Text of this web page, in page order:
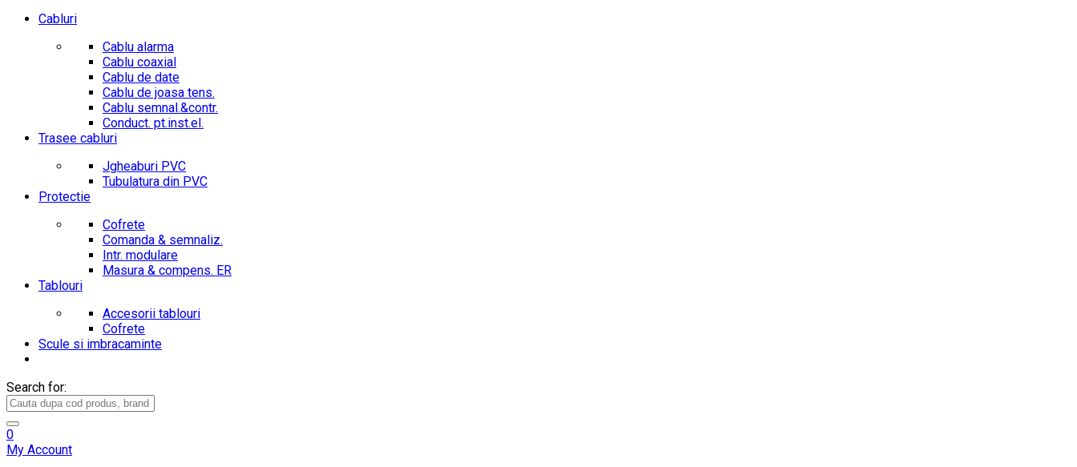
Cabluri
Cablu alarma
Cablu coaxial
Cablu de date
Cablu de joasa tens.
Cablu semnal.&contr.
Conduct. pt.inst.el.
Trasee cabluri
Jgheaburi PVC
Tubulatura din PVC
Protectie
Cofrete
Comanda & semnaliz.
Intr. modulare
Masura & compens. ER
Tablouri
Accesorii tablouri
Cofrete
Scule si imbracaminte
Search for:
0
My Account